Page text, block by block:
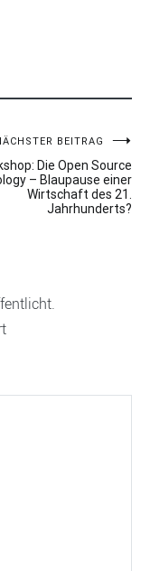
BEITRAG
Die Open Source
– Blaupause einer
Wirtschaft des 21.
Jahrhunderts?